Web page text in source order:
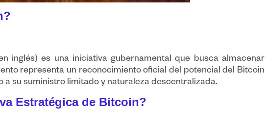
inglés) es una iniciativa gubernamental que busca almacenar
representa un reconocimiento oficial del potencial del Bitcoin
su suministro limitado y naturaleza descentralizada.
Estratégica de Bitcoin?